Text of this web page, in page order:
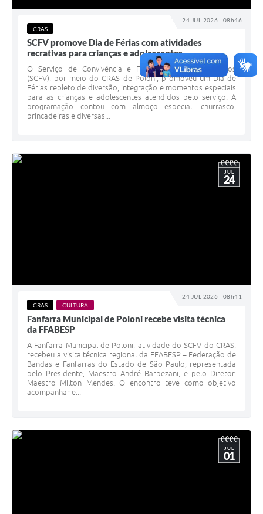
24 JUL 2026 - 08h46
CRAS
SCFV promove Dia de Férias com atividades
recrativas para crianças e adolescentes
O Serviço de Convivência e Fortalecimento de Vínculos
(SCFV), por meio do CRAS de Poloni, promoveu um Dia de
Férias repleto de diversão, integração e momentos especiais
para as crianças e adolescentes atendidos pelo serviço. A
programação contou com almoço especial, churrasco,
brincadeiras e diversas...
24 JUL 2026 - 08h41
JUL
24
CRAS CULTURA
Fanfarra Municipal de Poloni recebe visita técnica
da FFABESP
A Fanfarra Municipal de Poloni, atividade do SCFV do CRAS,
recebeu a visita técnica regional da FFABESP – Federação de
Bandas e Fanfarras do Estado de São Paulo, representada
pelo Presidente, Maestro André Barbezani, e pelo Diretor,
Maestro Milton Mendes. O encontro teve como objetivo
acompanhar e...
JUL
01